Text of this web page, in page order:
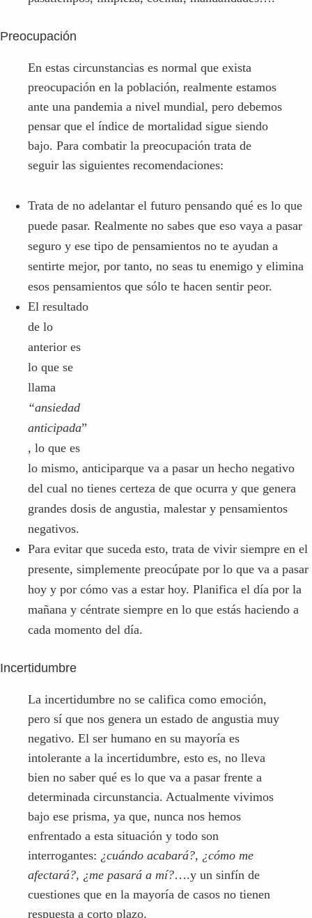
Preocupación
En estas circunstancias es normal que exista
preocupación en la población, realmente estamos
ante una pandemia a nivel mundial, pero debemos
pensar que el índice de mortalidad sigue siendo
bajo. Para combatir la preocupación trata de
seguir las siguientes recomendaciones:
Trata de no adelantar el futuro pensando qué es lo que
puede pasar. Realmente no sabes que eso vaya a pasar
seguro y ese tipo de pensamientos no te ayudan a
sentirte mejor, por tanto, no seas tu enemigo y elimina
esos pensamientos que sólo te hacen sentir peor.
El resultado
de lo anterior es lo que se llama
lo que es lo mismo, anticiparque va a pasar un hecho
negativo del cual no tienes certeza de que ocurra y que
genera grandes dosis de angustia, malestar y
pensamientos negativos.
Para evitar que suceda esto, trata de vivir siempre en el
presente, simplemente preocúpate por lo que va a pasar
hoy y por cómo vas a estar hoy. Planifica el día por la
mañana y céntrate siempre en lo que estás haciendo a
cada momento del día.
Incertidumbre
La incertidumbre no se califica como emoción,
pero sí que nos genera un estado de angustia muy
negativo. El ser humano en su mayoría es
intolerante a la incertidumbre, esto es, no lleva
determinada circunstancia. Actualmente vivimos
bajo ese prisma, ya que, nunca nos hemos
enfrentado a esta situación y todo son
interrogantes:¿cuándo acabará?, ¿cómo me
afectará?, ¿me pasará a mí?….y un sinfín de
cuestiones que en la mayoría de casos no tienen
respuesta a corto plazo.